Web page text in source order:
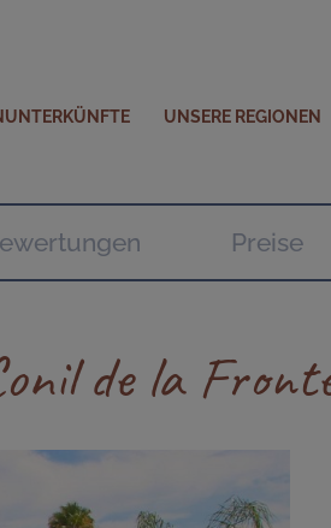
UNSERE REGIONEN
Preise
de la